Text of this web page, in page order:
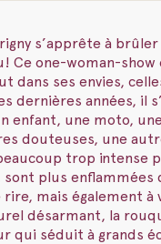
s’apprête à
Ce one-woman-
dans ses envies,
dernières années, il
enfant, une moto,
douteuses, une
trop intense
sont plus
mais également à
désarmant, la
qui séduit à grands